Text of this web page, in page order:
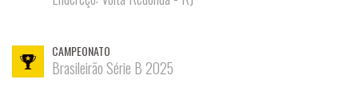
FUTEBOL
COMISSÃO
CAMPEONATO
Brasileirão Série B 2025